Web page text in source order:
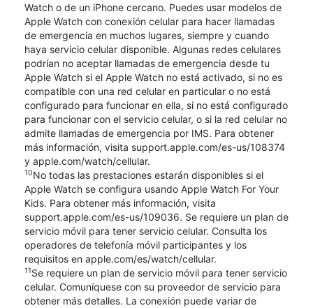
Watch o de un iPhone cercano. Puedes usar modelos de
Apple Watch con conexión celular para hacer llamadas
de emergencia en muchos lugares, siempre y cuando
haya servicio celular disponible. Algunas redes celulares
podrían no aceptar llamadas de emergencia desde tu
Apple Watch si el Apple Watch no está activado, si no es
compatible con una red celular en particular o no está
configurado para funcionar en ella, si no está configurado
para funcionar con el servicio celular, o si la red celular no
admite llamadas de emergencia por IMS. Para obtener
más información, visita support.apple.com/es-us/108374
y apple.com/watch/cellular.
10No todas las prestaciones estarán disponibles si el
Apple Watch se configura usando Apple Watch For Your
Kids. Para obtener más información, visita
support.apple.com/es-us/109036. Se requiere un plan de
servicio móvil para tener servicio celular. Consulta los
operadores de telefonía móvil participantes y los
requisitos en apple.com/es/watch/cellular.
11Se requiere un plan de servicio móvil para tener servicio
celular. Comuníquese con su proveedor de servicio para
obtener más detalles. La conexión puede variar de